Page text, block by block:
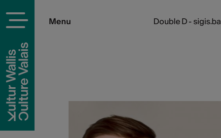
Menu Double D -